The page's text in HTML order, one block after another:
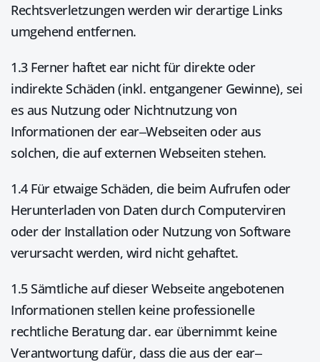
Rechtsverletzungen werden wir derartige Links
umgehend entfernen.
1.3 Ferner haftet ear nicht für direkte oder
indirekte Schäden (inkl. entgangener Gewinne), sei
es aus Nutzung oder Nichtnutzung von
Informationen der ear–Webseiten oder aus
solchen, die auf externen Webseiten stehen.
1.4 Für etwaige Schäden, die beim Aufrufen oder
Herunterladen von Daten durch Computerviren
oder der Installation oder Nutzung von Software
verursacht werden, wird nicht gehaftet.
1.5 Sämtliche auf dieser Webseite angebotenen
Informationen stellen keine professionelle
rechtliche Beratung dar. ear übernimmt keine
Verantwortung dafür, dass die aus der ear–